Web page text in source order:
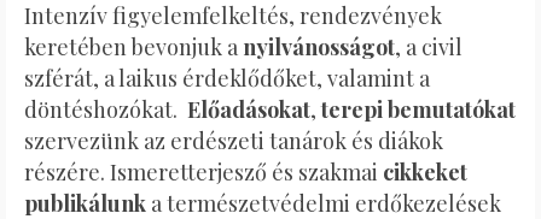
Intenzív figyelemfelkeltés, rendezvények
keretében bevonjuk a nyilvánosságot, a civil
szférát, a laikus érdeklődőket, valamint a
döntéshozókat. Előadásokat,terepi bemutatókat
szervezünk az erdészeti tanárok és diákok
részére. Ismeretterjesző és szakmai cikkeket
publikálunk a természetvédelmi erdőkezelések